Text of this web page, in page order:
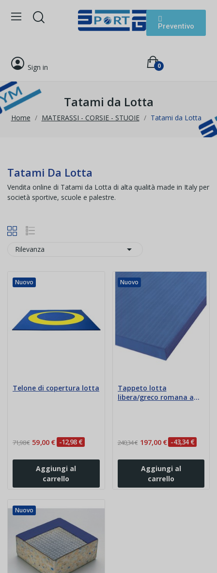
Preventivo
Sign in 0
Tatami da Lotta
Home MATERASSI - CORSIE - STUOIE Tatami da Lotta
Tatami Da Lotta
Vendita online di Tatami da Lotta di alta qualità made in Italy per
società sportive, scuole e palestre.
Rilevanza 
Nuovo
Telone di copertura lotta
71,98 € 59,00 € -12,98 €
Aggiungi al
carrello
Nuovo
Tappeto lotta
libera/greco romana a
240,34 € 197,00 € -43,34 €
Aggiungi al
carrello
Nuovo